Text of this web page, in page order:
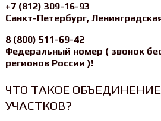
+7 (812) 309-16-93
Санкт-Петербург,
8 (800) 511-69-42
Федеральный номер ( звонок
регионов России )!
ЧТО ТАКОЕ
УЧАСТКОВ?